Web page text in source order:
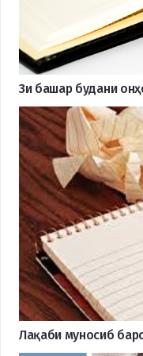
Зи башар будани
Лақаби муносиб